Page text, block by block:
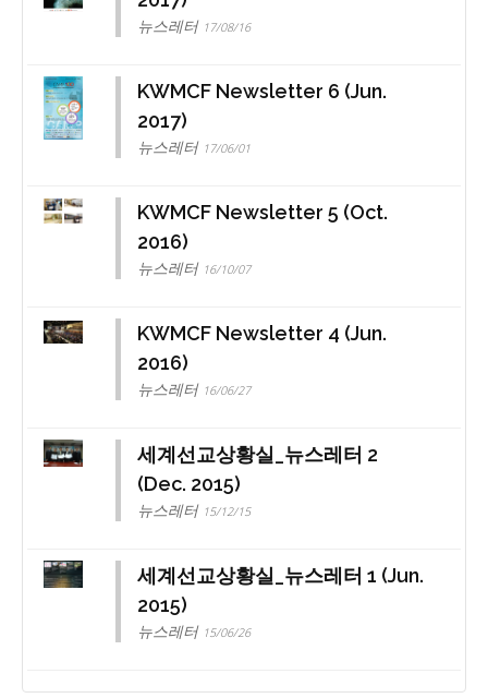
뉴스레터 17/08/16
KWMCF Newsletter 6 (Jun.
2017)
뉴스레터 17/06/01
KWMCF Newsletter 5 (Oct.
2016)
뉴스레터 16/10/07
KWMCF Newsletter 4 (Jun.
2016)
뉴스레터 16/06/27
세계선교상황실_뉴스레터 2
(Dec. 2015)
뉴스레터 15/12/15
세계선교상황실_뉴스레터 1 (Jun.
2015)
뉴스레터 15/06/26